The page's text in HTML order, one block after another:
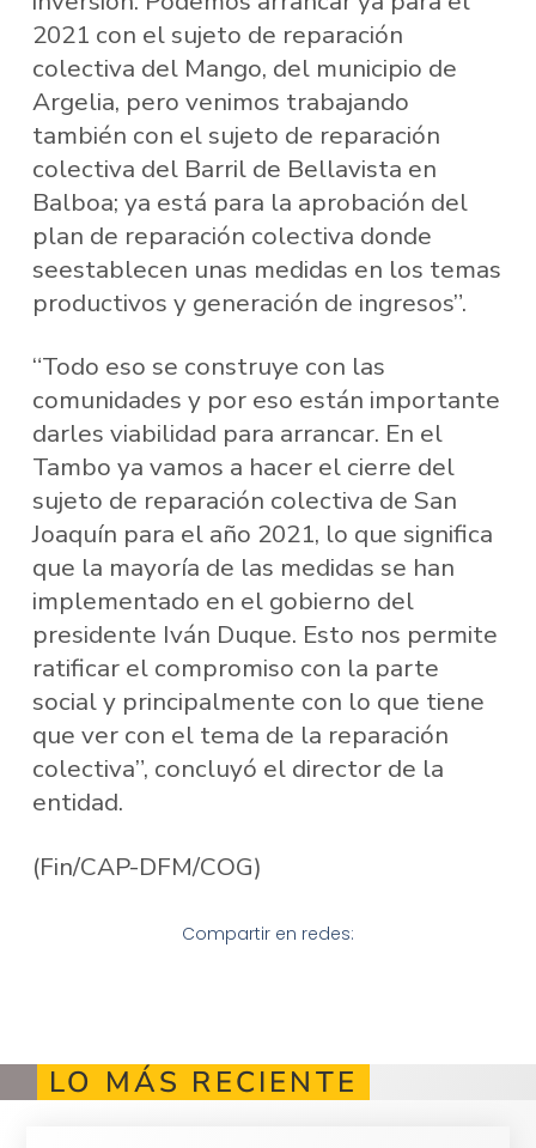
2021 con el sujeto de reparación
colectiva del Mango, del municipio de
Argelia, pero venimos trabajando
también con el sujeto de reparación
colectiva del Barril de Bellavista en
Balboa; ya está para la aprobación del
plan de reparación colectiva donde
seestablecen unas medidas en los temas
productivos y generación de ingresos”.
“Todo eso se construye con las
comunidades y por eso están importante
darles viabilidad para arrancar. En el
Tambo ya vamos a hacer el cierre del
sujeto de reparación colectiva de San
Joaquín para el año 2021, lo que significa
que la mayoría de las medidas se han
implementado en el gobierno del
presidente Iván Duque. Esto nos permite
ratificar el compromiso con la parte
social y principalmente con lo que tiene
que ver con el tema de la reparación
colectiva”, concluyó el director de la
entidad.
(Fin/CAP-DFM/COG)
Compartir en redes:
LO MÁS RECIENTE